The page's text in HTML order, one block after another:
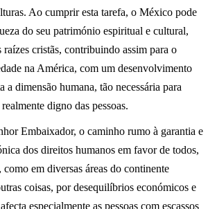
Ao cumprir esta tarefa, o México pode
do seu património espiritual e cultural,
raízes cristãs, contribuindo assim para o
na América, com um desenvolvimento
a dimensão humana, tão necessária para
digno das pessoas.
Embaixador, o caminho rumo à garantia e
dos direitos humanos em favor de todos,
em diversas áreas do continente
coisas, por desequilíbrios económicos e
especialmente as pessoas com escassos